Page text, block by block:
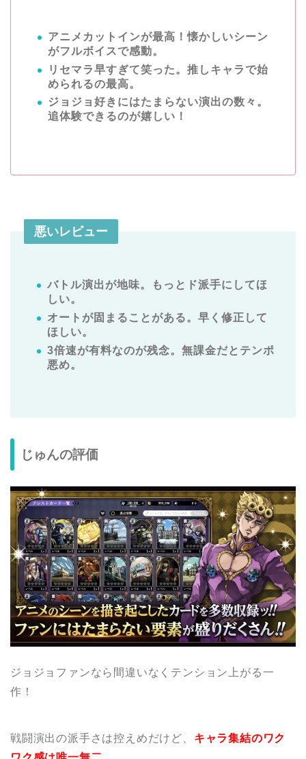
アニメカットインが最高！懐かしいシーン
がフルボイスで感動。
リセマラ早すぎて笑った。推しキャラで始
められるの最高。
ジョジョ好きにはたまらない演出の数々。
追体験できるのが嬉しい！
悪いレビュー
バトル演出が地味。もっとド派手にしてほ
しい。
オートが固まることがある。早く修正して
ほしい。
3倍速が有料なのが残念。無課金だとテンポ
悪め。
じゅんの評価
ジョジョファンなら間違いなくテンション上がる一
作！
戦闘演出の派手さは控えめだけど、 キャラ集結のワク